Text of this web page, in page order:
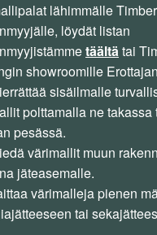
lähimmälle
löydät listan
täältätai
showroomille
sisäilmalle
polttamalla ne takassa
pesässä.
värimallit muun
jäteasemalle.
värimalleja pienen
tai